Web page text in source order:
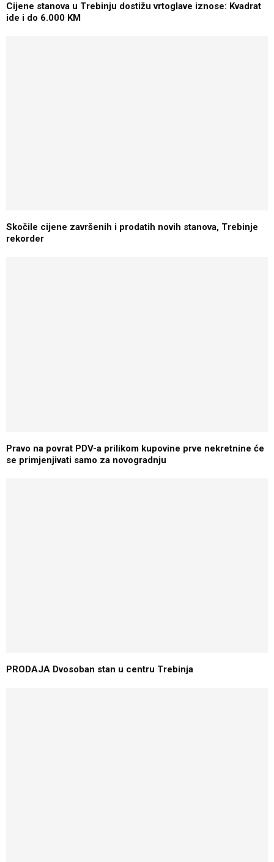
Cijene stanova u Trebinju dostižu vrtoglave iznose: Kvadrat
ide i do 6.000 KM
Skočile cijene završenih i prodatih novih stanova, Trebinje
rekorder
Pravo na povrat PDV-a prilikom kupovine prve nekretnine će
se primjenjivati samo za novogradnju
PRODAJA Dvosoban stan u centru Trebinja